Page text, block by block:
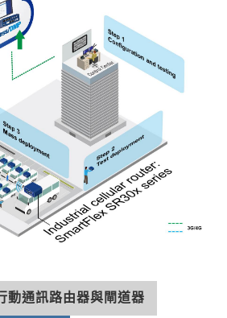
動通訊路由器與閘道器